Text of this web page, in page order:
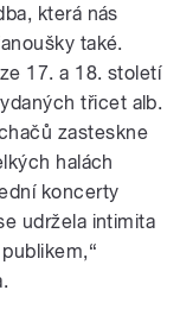
která nás
také.
17. a 18. století
třicet alb.
zasteskne
halách
koncerty
udržela intimita